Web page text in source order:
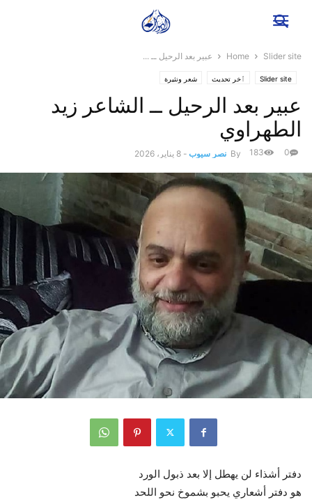
Home Slider site عبير بعد الرحيل ــ ...
Slider site ٱخر تحديث شعر ونثيرة
عبير بعد الرحيل ــ الشاعر زيد
الطهراوي
By نصر سيوب - 8 يناير، 2026 0
183
دفتر أشذاء لن يهطل إلا بعد ذبول الورد
هو دفتر أشعاري يحبو بشموخ نحو اللحد